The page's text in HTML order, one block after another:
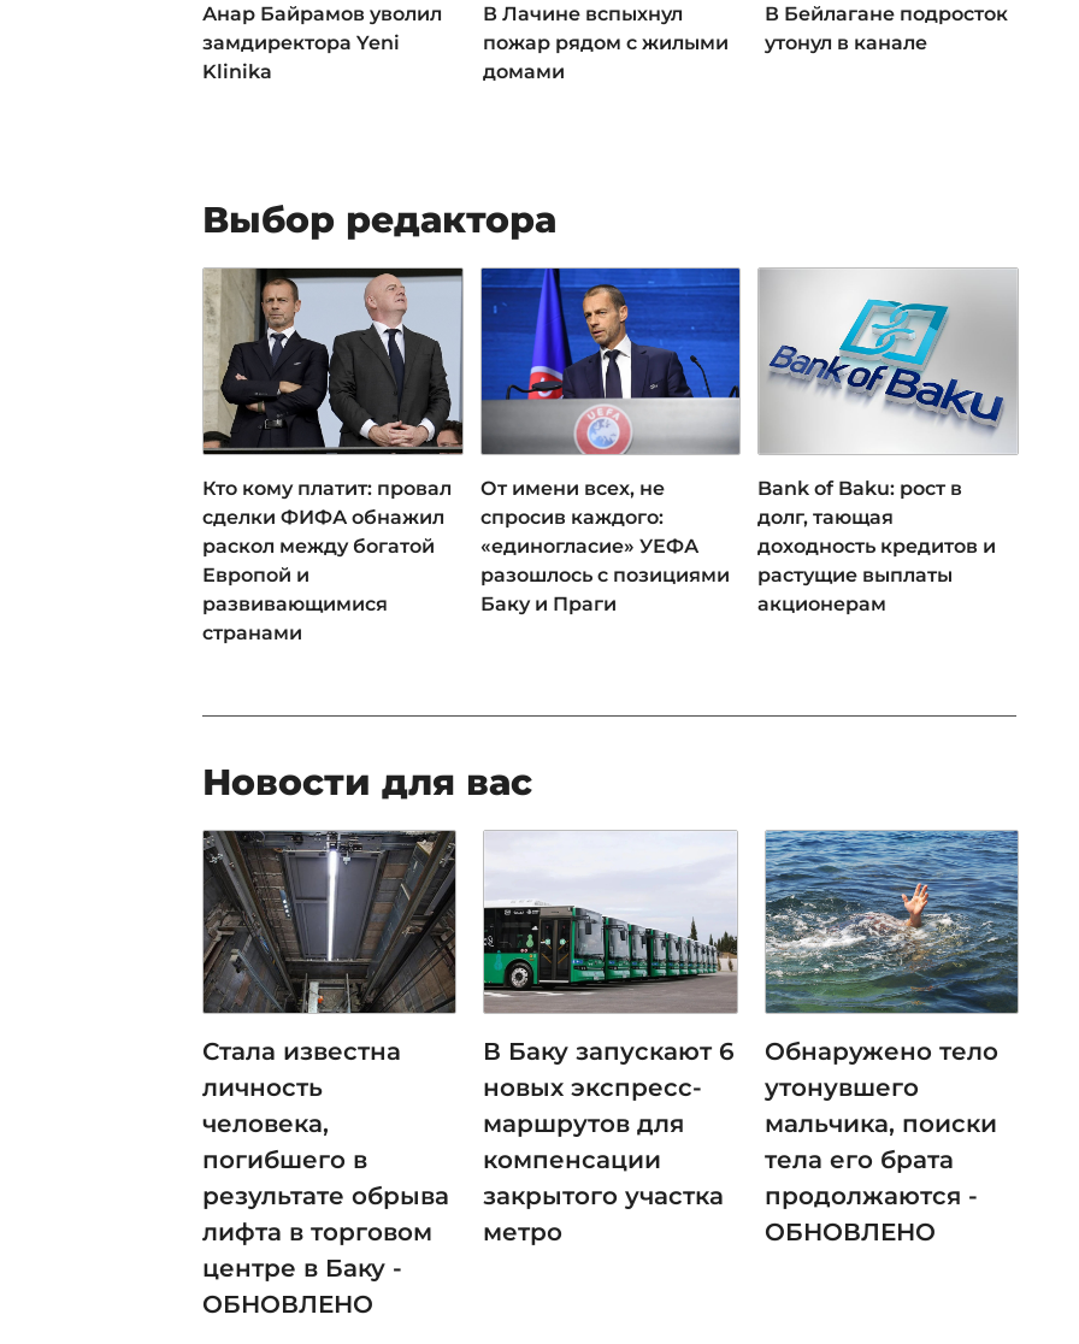
Анар Байрамов уволил
замдиректора Yeni
Klinika
В Лачине вспыхнул
пожар рядом с жилыми
домами
В Бейлагане подросток
утонул в канале
Выбор редактора
Кто кому платит: провал
сделки ФИФА обнажил
раскол между богатой
Европой и
развивающимися
странами
От имени всех, не
спросив каждого:
«единогласие» УЕФА
разошлось с позициями
Баку и Праги
Bank of Baku: рост в
долг, тающая
доходность кредитов и
растущие выплаты
акционерам
Новости для вас
Стала известна
личность
человека,
погибшего в
результате обрыва
лифта в торговом
центре в Баку -
ОБНОВЛЕНО
В Баку запускают 6
новых экспресс-
маршрутов для
компенсации
закрытого участка
метро
Обнаружено тело
утонувшего
мальчика, поиски
тела его брата
продолжаются -
ОБНОВЛЕНО